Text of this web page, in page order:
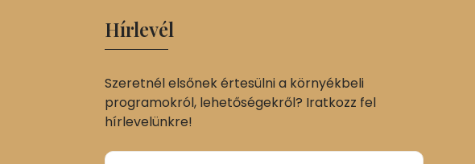
Hírlevél
Szeretnél elsőnek értesülni a környékbeli
programokról, lehetőségekről? Iratkozz fel
hírlevelünkre!